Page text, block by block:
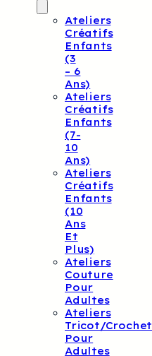
Ateliers
Créatifs
Enfants
(3
– 6
Ans)
Ateliers
Créatifs
Enfants
(7-
10
Ans)
Ateliers
Créatifs
Enfants
(10
Ans
Et
Plus)
Ateliers
Couture
Pour
Adultes
Ateliers
Tricot/crochet
Pour
Adultes